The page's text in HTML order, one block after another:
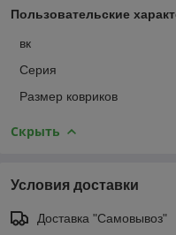
Пользовательские
вк
Серия
Размер ковриков
Скрыть
Условия доставки
Доставка "Самовывоз"